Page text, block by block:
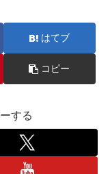
はてブ
コピー
する